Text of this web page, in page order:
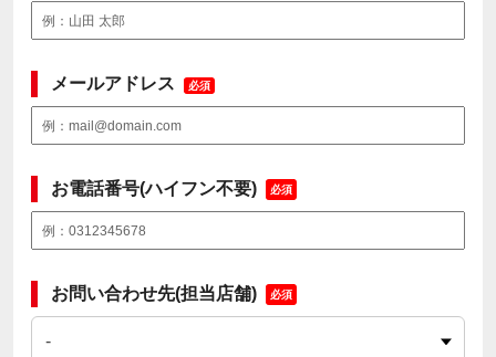
メールアドレス 必須
お電話番号(ハイフン不要) 必須
お問い合わせ先(担当店舗) 必須